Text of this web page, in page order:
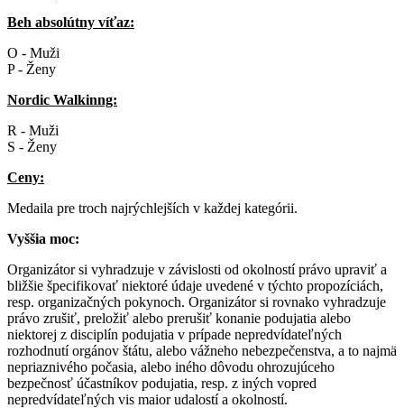
Beh absolútny víťaz:
O - Muži
P - Ženy
Nordic Walkinng:
R - Muži
S - Ženy
Ceny:
Medaila pre troch najrýchlejších v každej kategórii.
Vyššia moc:
Organizátor si vyhradzuje v závislosti od okolností právo upraviť a
bližšie špecifikovať niektoré údaje uvedené v týchto propozíciách,
resp. organizačných pokynoch. Organizátor si rovnako vyhradzuje
právo zrušiť, preložiť alebo prerušiť konanie podujatia alebo
niektorej z disciplín podujatia v prípade nepredvídateľných
rozhodnutí orgánov štátu, alebo vážneho nebezpečenstva, a to najmä
nepriaznivého počasia, alebo iného dôvodu ohrozujúceho
bezpečnosť účastníkov podujatia, resp. z iných vopred
nepredvídateľných vis maior udalostí a okolností.